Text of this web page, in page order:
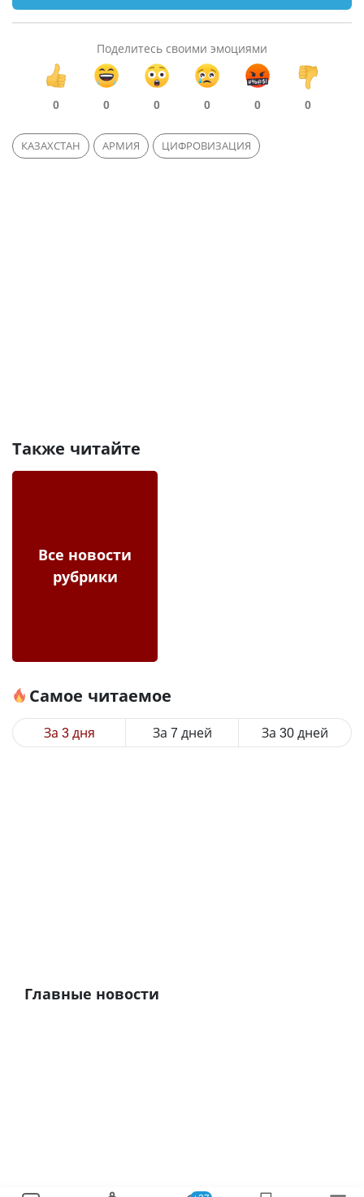
Поделитесь своими эмоциями
0 0 0 0 0 0
КАЗАХСТАН АРМИЯ ЦИФРОВИЗАЦИЯ
Также читайте
Все новости
рубрики
Самое читаемое
За 3 дня За 7 дней За 30 дней
Главные новости